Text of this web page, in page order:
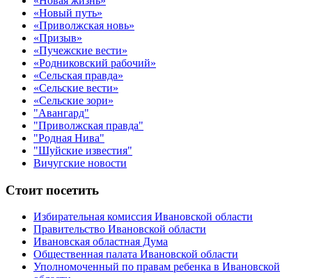
«Новый путь»
«Приволжская новь»
«Призыв»
«Пучежские вести»
«Родниковский рабочий»
«Сельская правда»
«Сельские вести»
«Сельские зори»
"Авангард"
"Приволжская правда"
"Родная Нива"
"Шуйские известия"
Вичугские новости
Стоит посетить
Избирательная комиссия Ивановской области
Правительство Ивановской области
Ивановская областная Дума
Общественная палата Ивановской области
Уполномоченный по правам ребенка в Ивановской